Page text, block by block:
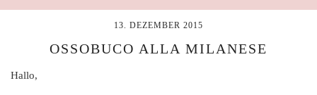
13. DEZEMBER 2015
OSSOBUCO ALLA MILANESE
Hallo,